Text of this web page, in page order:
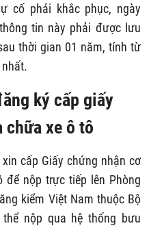
cố phải khắc phục, ngày
tin này phải được lưu
thời gian 01 năm, tính từ
ký cấp giấy
chữa xe ô tô
cấp Giấy chứng nhận cơ
để nộp trực tiếp lên Phòng
kiểm Việt Nam thuộc Bộ
nộp qua hệ thống bưu